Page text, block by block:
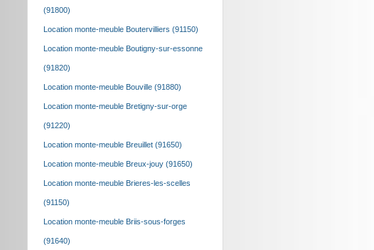
(91800)
Location monte-meuble Boutervilliers (91150)
Location monte-meuble Boutigny-sur-essonne
(91820)
Location monte-meuble Bouville (91880)
Location monte-meuble Bretigny-sur-orge
(91220)
Location monte-meuble Breuillet (91650)
Location monte-meuble Breux-jouy (91650)
Location monte-meuble Brieres-les-scelles
(91150)
Location monte-meuble Briis-sous-forges
(91640)